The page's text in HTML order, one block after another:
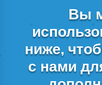
Вы
ниже,
с нами